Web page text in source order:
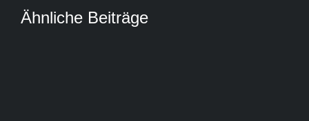
Ähnliche Beiträge